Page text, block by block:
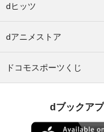
dヒッツ
dアニメストア
ドコモスポーツくじ
dブックア